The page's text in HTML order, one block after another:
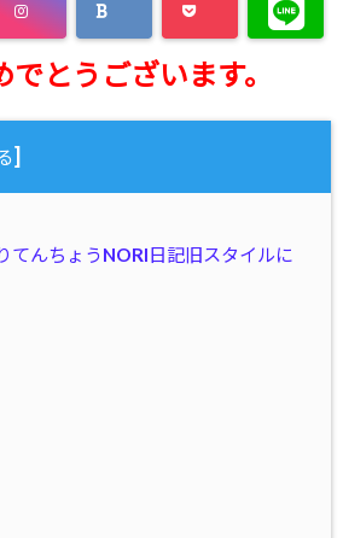
とうございます。
]
てんちょうNORI日記旧スタイルに